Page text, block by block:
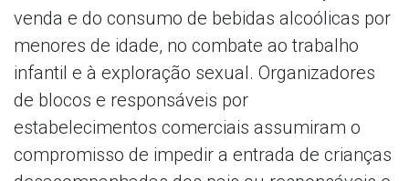
venda e do consumo de bebidas alcoólicas por
menores de idade, no combate ao trabalho
infantil e à exploração sexual. Organizadores
de blocos e responsáveis por
estabelecimentos comerciais assumiram o
compromisso de impedir a entrada de crianças